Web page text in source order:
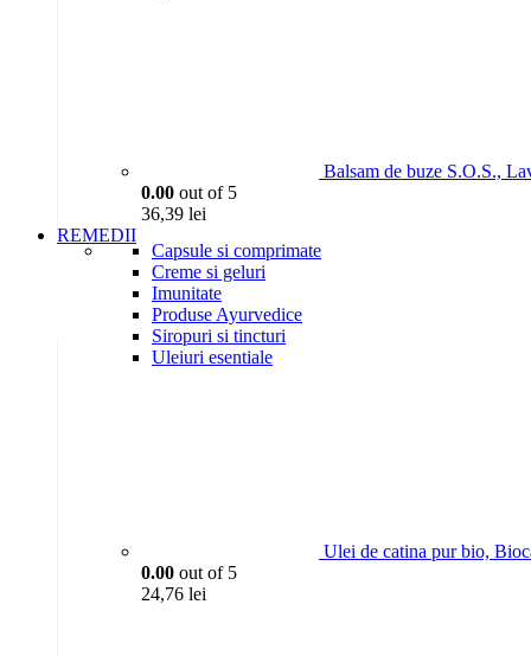
Balsam de buze S.O.S.,
0.00 out of 5
36,39 lei
REMEDII
Capsule si comprimate
Creme si geluri
Imunitate
Produse Ayurvedice
Siropuri si tincturi
Uleiuri esentiale
Ulei de catina pur bio,
0.00 out of 5
24,76 lei